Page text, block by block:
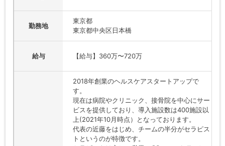
勤務地
東京都
東京都中央区日本橋
給与 【給与】360万〜720万
2018年創業のヘルスケアスタートアップで
す。
現在は病院やクリニック、接骨院を中心にサー
ビスを提供しており、導入施設数は400施設以
上(2021年10月時点）となっております。
代表の近藤をはじめ、チームの半分がセラピス
トというのが特徴です。